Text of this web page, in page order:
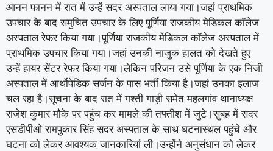
आनन फानन में रात में उन्हें सदर अस्पताल लाया गया।जहां प्राथमिक
उपचार के बाद समुचित उपचार के लिए पूर्णिया राजकीय मेडिकल कॉलेज
अस्पताल रेफर किया गया।पूर्णिया राजकीय मेडिकल कॉलेज अस्पताल में
प्राथमिक उपचार किया गया।जहां उनकी नाजुक हालत को देखते हुए
उन्हें हायर सेंटर रेफर किया गया।लेकिन परिजन उसे पूर्णिया के एक निजी
अस्पताल में आर्थोपेडिक सर्जन के पास भर्ती किया है।जहां उनका इलाज
चल रहा है।सूचना के बाद रात में गश्ती गाड़ी समेत महलगांव थानाध्यक्ष
राजेश कुमार मौके पर पहुंच कर मामले की तफ्तीश में जुटे।सुबह में सदर
एसडीपीओ रामपुकार सिंह सदर अस्पताल के साथ घटनास्थल पहुंचे और
घटना को लेकर आवश्यक जानकारियां ली।उन्होंने अनुसंधान को लेकर